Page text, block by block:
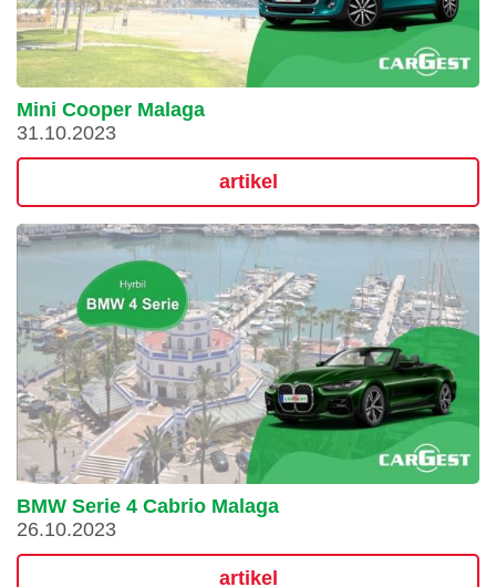
Mini Cooper Malaga
31.10.2023
artikel
BMW Serie 4 Cabrio Malaga
26.10.2023
artikel